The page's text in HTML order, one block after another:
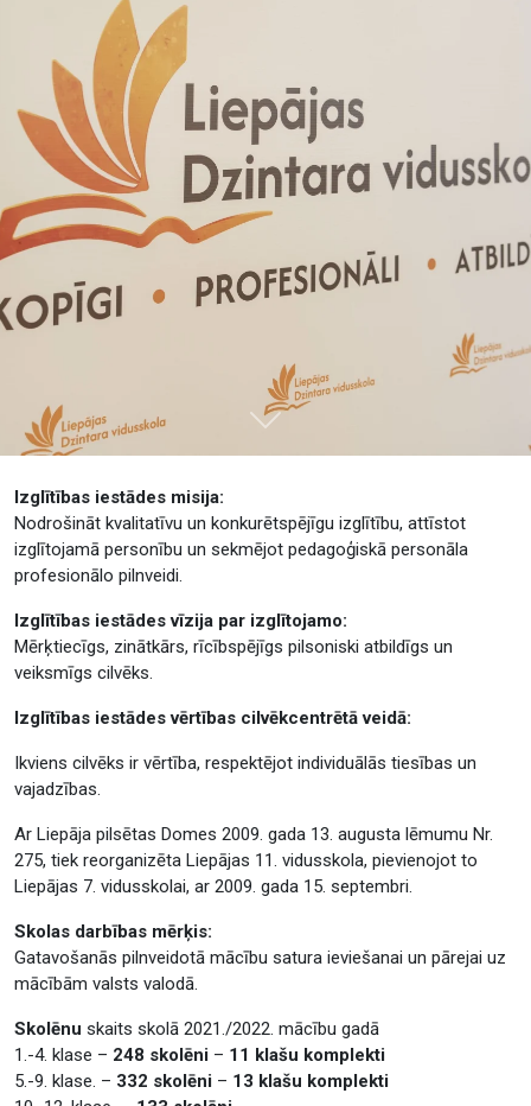
Tālāk
Izglītības iestādes misija:
Nodrošināt kvalitatīvu un konkurētspējīgu izglītību, attīstot
izglītojamā personību un sekmējot pedagoģiskā personāla
profesionālo pilnveidi.
Izglītības iestādes vīzija par izglītojamo:
Mērķtiecīgs, zinātkārs, rīcībspējīgs pilsoniski atbildīgs un
veiksmīgs cilvēks.
Izglītības iestādes vērtības cilvēkcentrētā veidā:
Ikviens cilvēks ir vērtība, respektējot individuālās tiesības un
vajadzības.
Ar Liepāja pilsētas Domes 2009. gada 13. augusta lēmumu Nr.
275, tiek reorganizēta Liepājas 11. vidusskola, pievienojot to
Liepājas 7. vidusskolai, ar 2009. gada 15. septembri.
Skolas darbības mērķis:
Gatavošanās pilnveidotā mācību satura ieviešanai un pārejai uz
mācībām valsts valodā.
Skolēnu skaits skolā 2021./2022. mācību gadā
1.-4. klase – 248 skolēni – 11 klašu komplekti
5.-9. klase. – 332 skolēni – 13 klašu komplekti